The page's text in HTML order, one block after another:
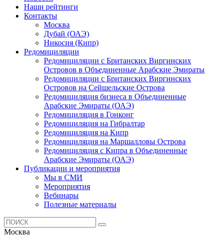
Наши рейтинги
Контакты
Москва
Дубай (ОАЭ)
Никосия (Кипр)
Редомициляции
Редомициляции с Британских Виргинских
Островов в Объединенные Арабские Эмираты
Редомициляции с Британских Виргинских
Островов на Сейшельские Острова
Редомициляция бизнеса в Объединенные
Арабские Эмираты (ОАЭ)
Редомициляция в Гонконг
Редомициляция на Гибралтар
Редомициляция на Кипр
Редомициляция на Маршалловы Острова
Редомициляция с Кипра в Объединенные
Арабские Эмираты (ОАЭ)
Публикации и мероприятия
Мы в СМИ
Мероприятия
Вебинары
Полезные материалы
Москва